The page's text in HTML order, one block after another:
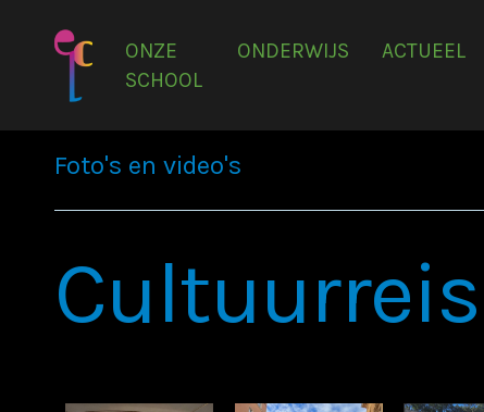
ONZE
SCHOOL
ONDERWIJS ACTUEEL
Foto's en video's